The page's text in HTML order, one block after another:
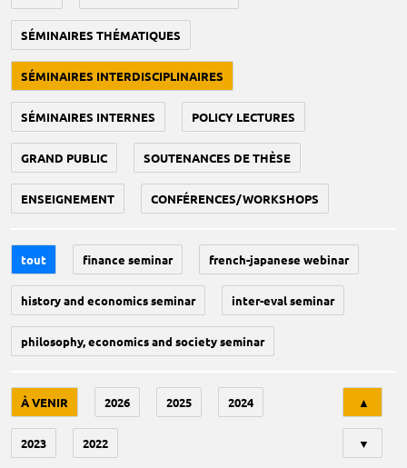
SÉMINAIRES THÉMATIQUES
SÉMINAIRES INTERDISCIPLINAIRES
SÉMINAIRES INTERNES POLICY LECTURES
GRAND PUBLIC SOUTENANCES DE THÈSE
ENSEIGNEMENT CONFÉRENCES/WORKSHOPS
tout finance seminar french-japanese webinar
history and economics seminar inter-eval seminar
philosophy, economics and society seminar
À VENIR 2026 2025 2024
2023 2022
▲
▼